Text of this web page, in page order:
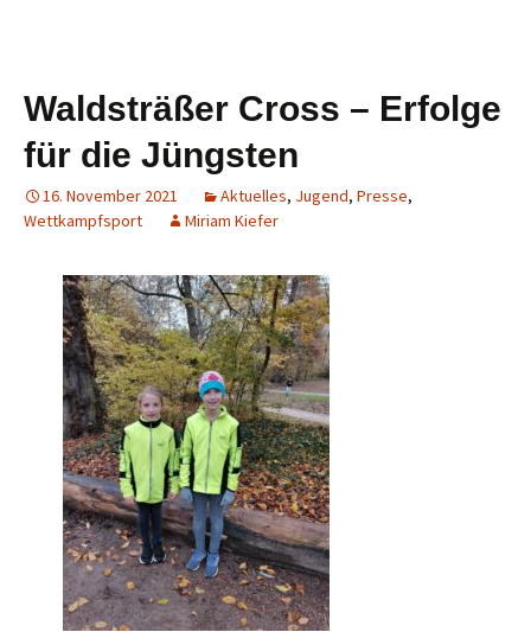
Waldsträßer Cross – Erfolge
für die Jüngsten
16. November 2021 Aktuelles, Jugend, Presse,
Wettkampfsport
Miriam Kiefer